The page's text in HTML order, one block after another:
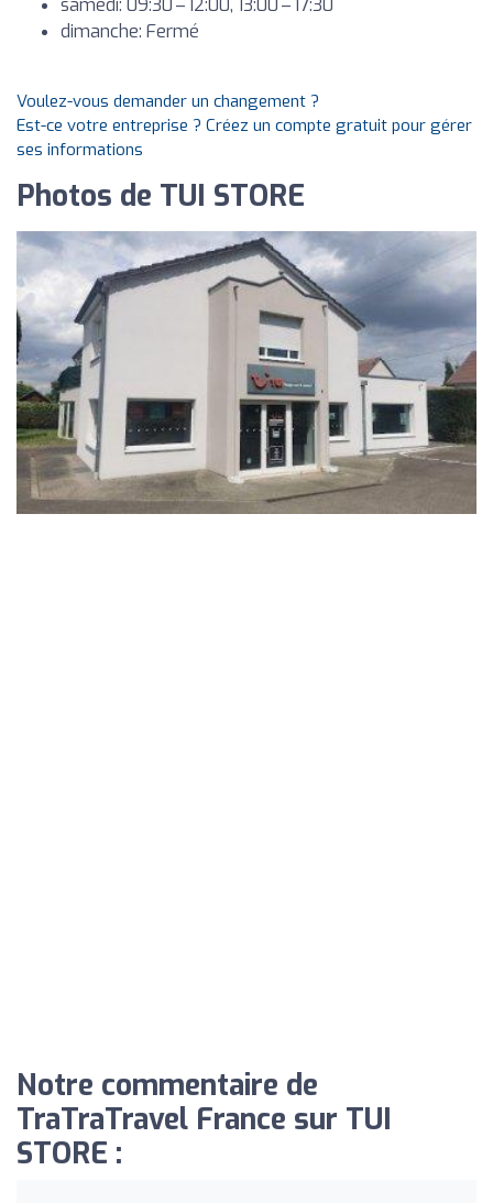
samedi: 09:30 – 12:00, 13:00 – 17:30
dimanche: Fermé
Voulez-vous demander un changement ?
Est-ce votre entreprise ? Créez un compte gratuit pour gérer
ses informations
Photos de TUI STORE
Notre commentaire de
TraTraTravel France sur TUI
STORE :